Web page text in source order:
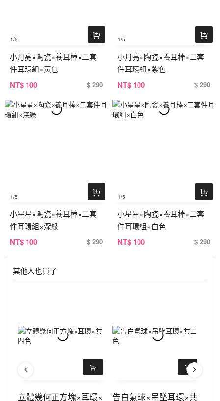
1/5
小月亮×陶瓷×養耳棒×二套
件耳環組×黃色
NT$ 100 $ 290
1/5
小月亮×陶瓷×養耳棒×二套
件耳環組×紫色
NT$ 100 $ 290
1/5
小星星×陶瓷×養耳棒×二套
件耳環組×深綠
NT$ 100 $ 290
1/5
小星星×陶瓷×養耳棒×二套
件耳環組×白色
NT$ 100 $ 290
其他人也買了
立體幾何正方塊×耳環× 告白氣球×吊墜耳環×共